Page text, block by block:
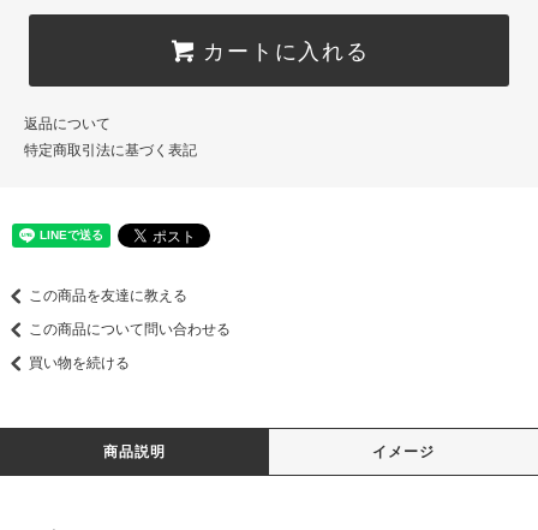
カートに入れる
返品について
特定商取引法に基づく表記
この商品を友達に教える
この商品について問い合わせる
買い物を続ける
商品説明 イメージ